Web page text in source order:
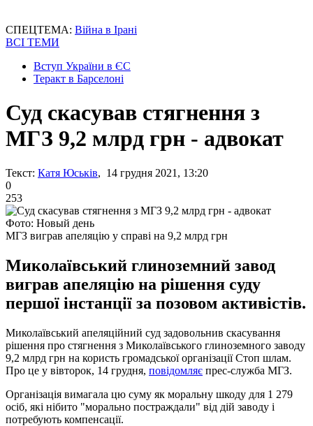
СПЕЦТЕМА: Війна в Ірані
ВСІ ТЕМИ
Вступ України в ЄС
Теракт в Барселоні
Суд скасував стягнення з
МГЗ 9,2 млрд грн - адвокат
Текст: Катя Юськів, 14 грудня 2021, 13:20
0
253
Фото: Новый день
МГЗ виграв апеляцію у справі на 9,2 млрд грн
Миколаївський глиноземний завод
виграв апеляцію на рішення суду
першої інстанції за позовом активістів.
Миколаївський апеляційний суд задовольнив скасування
рішення про стягнення з Миколаївського глиноземного заводу
9,2 млрд грн на користь громадської організації Стоп шлам.
Про це у вівторок, 14 грудня, повідомляє прес-служба МГЗ.
Організація вимагала цю суму як моральну шкоду для 1 279
осіб, які нібито "морально постраждали" від дій заводу і
потребують компенсації.